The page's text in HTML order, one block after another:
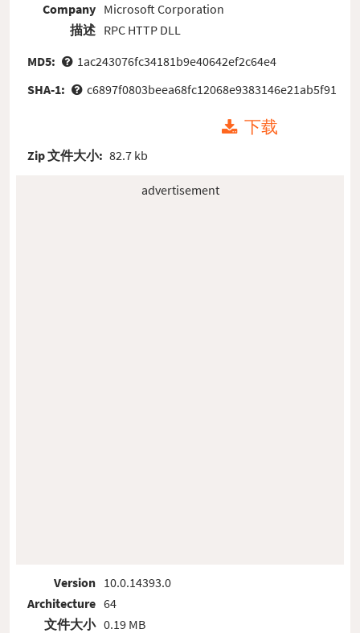
Company
描述
Microsoft Corporation
RPC HTTP DLL
MD5:
1ac243076fc34181b9e40642ef2c64e4
SHA-1:
c6897f0803beea68fc12068e9383146e21ab5f91
下载
Zip 文件大小: 82.7 kb
advertisement
Version
Architecture
文件大小
10.0.14393.0
64
0.19 MB